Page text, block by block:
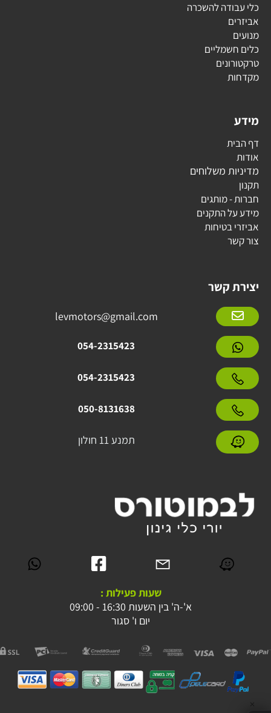
כלי עבודה להשכרה
אביזרים
מנועים
כלים חשמליים
טרקטורונים
מקדחות
מידע
דף הבית
אודות
מדיניות משלוחים
תקנון
חברות - מותגים
מידע על התקנים
אביזרי בטיחות
צור קשר
יצירת קשר
levmotors@gmail.com
054-2315423
054-2315423
050-8131638
תמנע 11 חולון
שעות פעילות :
א'-ה' בין השעות 16:30 - 09:00
יום ו' סגור